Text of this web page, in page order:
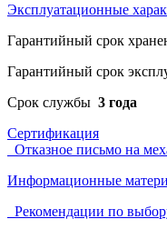
Эксплуатационные
Гарантийный срок
Гарантийный срок
Срок службы 3 года
Сертификация
Отказное письмо на
Информационные
Рекомендации по